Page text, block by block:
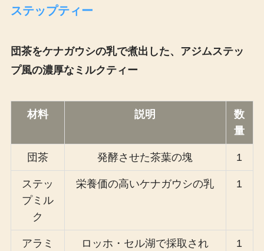
ステップティー
団茶をケナガウシの乳で煮出した、アジムステッ
プ風の濃厚なミルクティー
材料 説明
数
量
団茶 発酵させた茶葉の塊 1
ステッ
プミル
ク
栄養価の高いケナガウシの乳 1
アラミ ロッホ・セル湖で採取され 1